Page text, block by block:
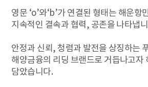
영문 ‘o’와‘b’가 연결된 형태는 해운항
지속적인 결속과 협력, 공존을 나타냅
안정과 신뢰, 청렴과 발전을 상징하는
해양금융의 리딩 브랜드로 거듭나고자
담았습니다.